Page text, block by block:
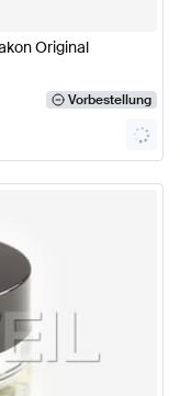
Original
Vorbestellung